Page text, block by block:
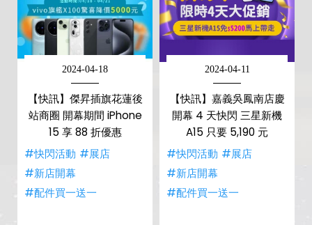
2024-04-18
【快訊】傑昇插旗花蓮後
站商圈 開幕期間 iPhone
15 享 88 折優惠
#快閃活動 #展店
#新店開幕
#配件買一送一
2024-04-11
【快訊】嘉義吳鳳南店慶
開幕 4 天快閃 三星新機
A15 只要 5,190 元
#快閃活動 #展店
#新店開幕
#配件買一送一